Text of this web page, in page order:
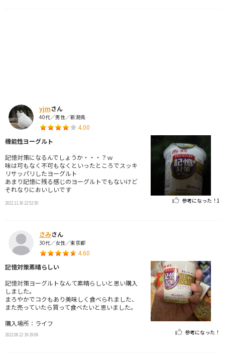
yjmさん
40代／男性／新潟県
4.00
機能性ヨーグルト
記憶対策になるんでしょうか・・・？ｗ
味は可もなく不可もなくといったところでスッキ
リサッパリしたヨーグルト
あまり記憶に残る感じのヨーグルトでもないけど
それなりにおいしいです
2022.11.30 22:52:50 参考になった！ 1
さみさん
30代／女性／東京都
4.60
記憶対策素晴らしい
記憶対策ヨーグルトなんて素晴らしいと思い購入
しました。
まろやかでコクもあり美味しく食べられました、
また売っていたら買って食べたいと思いました。
購入場所：ライフ
2022.09.22 19:19:09 参考になった！